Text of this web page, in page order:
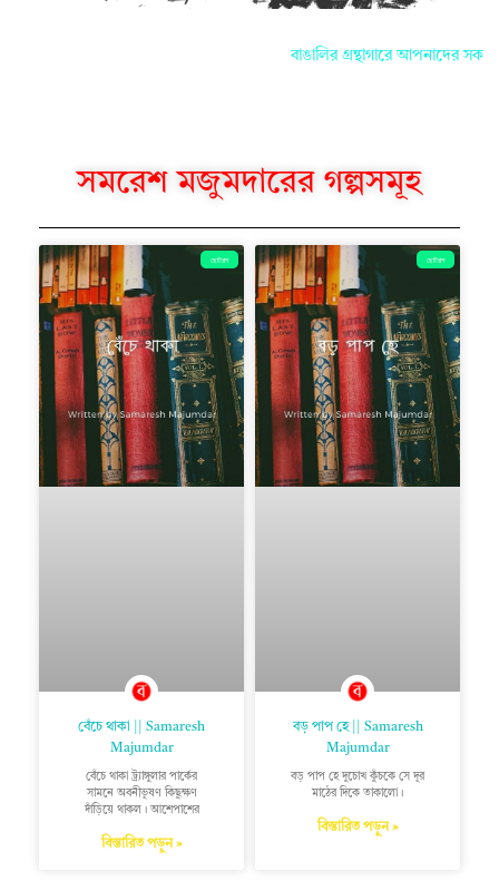
বাঙালির গ্রন্থাগারে আপনাদের সকলকে জানাই স্বাগত
সমরেশ মজুমদারের গল্পসমূহ
ছোটগল্প
বেঁচে থাকা || Samaresh
Majumdar
বেঁচে থাকা ট্র্যাঙ্গুলার পার্কের
সামনে অবনীভূষণ কিছুক্ষণ
দাঁড়িয়ে থাকল। আশেপাশের
বিস্তারিত পড়ুন »
ছোটগল্প
বড় পাপ হে || Samaresh
Majumdar
বড় পাপ হে দুচোখ কুঁচকে সে দূর
মাঠের দিকে তাকালো।
বিস্তারিত পড়ুন »